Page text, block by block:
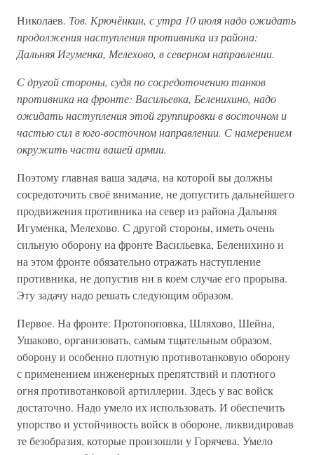
Николаев. Тов. Крючёнкин, с утра 10 июля надо ожидать
продолжения наступления противника из района:
Дальняя Игуменка, Мелехово, в северном направлении.
С другой стороны, судя по сосредоточению танков
противника на фронте: Васильевка, Беленихино, надо
ожидать наступления этой группировки в восточном и
частью сил в юго-восточном направлении. С намерением
окружить части вашей армии.
Поэтому главная ваша задача, на которой вы должны
сосредоточить своё внимание, не допустить дальнейшего
продвижения противника на север из района Дальняя
Игуменка, Мелехово. С другой стороны, иметь очень
сильную оборону на фронте Васильевка, Беленихино и
на этом фронте обязательно отражать наступление
противника, не допустив ни в коем случае его прорыва.
Эту задачу надо решать следующим образом.
Первое. На фронте: Протопоповка, Шляхово, Шейна,
Ушаково, организовать, самым тщательным образом,
оборону и особенно плотную противотанковую оборону
с применением инженерных препятствий и плотного
огня противотанковой артиллерии. Здесь у вас войск
достаточно. Надо умело их использовать. И обеспечить
упорство и устойчивость войск в обороне, ликвидировав
те безобразия, которые произошли у Горячева. Умело